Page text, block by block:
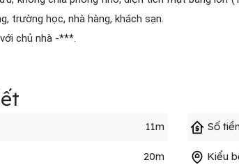
trường học, nhà hàng, khách sạn.
chủ nhà -***.
11m
20m
Số
Kiểu